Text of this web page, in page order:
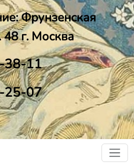
Фрунзенская
г. Москва
38-11
25-07